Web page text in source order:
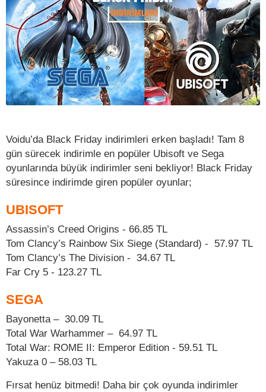
Voidu’da Black Friday indirimleri erken başladı! Tam 8
gün sürecek indirimle en popüler Ubisoft ve Sega
oyunlarında büyük indirimler seni bekliyor! Black Friday
süresince indirimde giren popüler oyunlar;
UBISOFT
Assassin’s Creed Origins - 66.85 TL
Tom Clancy’s Rainbow Six Siege (Standard) - 57.97 TL
Tom Clancy’s The Division - 34.67 TL
Far Cry 5 - 123.27 TL
SEGA
Bayonetta – 30.09 TL
Total War Warhammer – 64.97 TL
Total War: ROME II: Emperor Edition - 59.51 TL
Yakuza 0 – 58.03 TL
Fırsat henüz bitmedi! Daha bir çok oyunda indirimler